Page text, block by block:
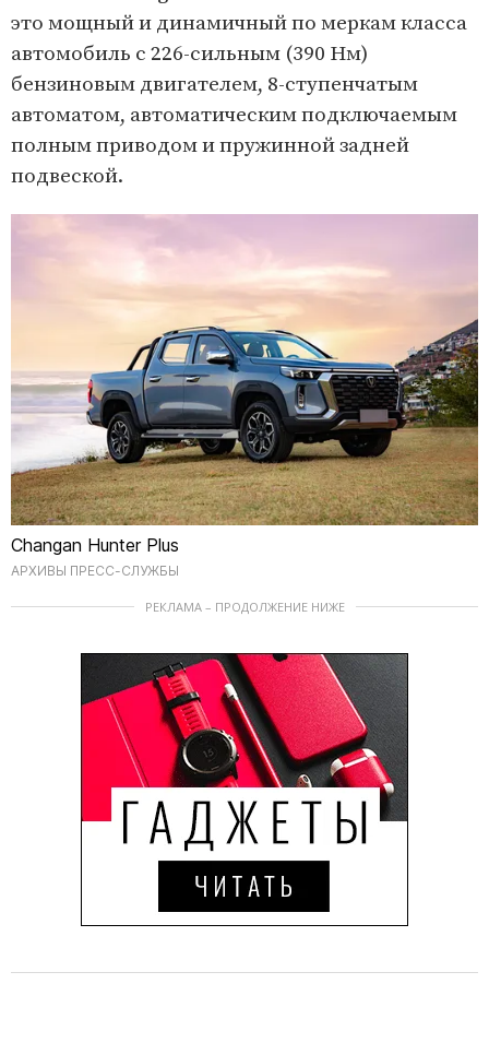
это мощный и динамичный по меркам класса
автомобиль с 226-сильным (390 Нм)
бензиновым двигателем, 8-ступенчатым
автоматом, автоматическим подключаемым
полным приводом и пружинной задней
подвеской.
Changan Hunter Plus
АРХИВЫ ПРЕСС-СЛУЖБЫ
РЕКЛАМА – ПРОДОЛЖЕНИЕ НИЖЕ